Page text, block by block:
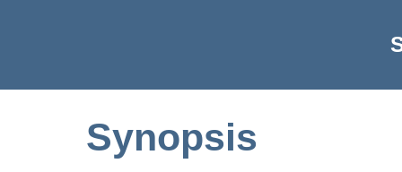
Synopsis